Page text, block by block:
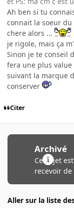
Ah ben si tu
connait la soeur
chere alors ...
je rigole, mais ça
Sinon je te conseil
fera une plus
suivant la marque
conserver
Citer
Archivé
Ce sujet
recevoir
Aller sur la liste